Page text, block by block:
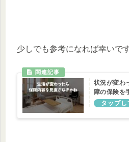
少しでも参考になれば幸いです
状況が変わ
障の保険を